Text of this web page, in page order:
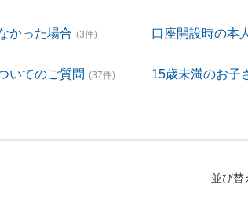
かった場合 (3件) 口座開設時の本
いてのご質問 (37件) 15歳未満のお子
並び替